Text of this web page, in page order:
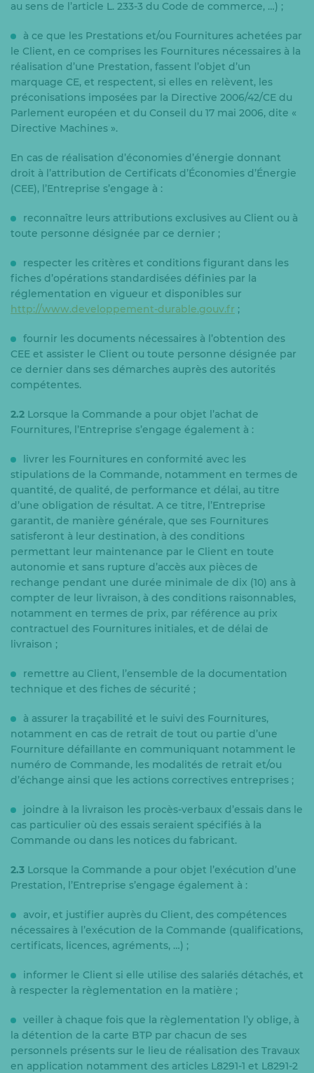
au sens de l’article L. 233-3 du Code de commerce, …) ;
à ce que les Prestations et/ou Fournitures achetées par
le Client, en ce comprises les Fournitures nécessaires à la
réalisation d’une Prestation, fassent l’objet d’un
marquage CE, et respectent, si elles en relèvent, les
préconisations imposées par la Directive 2006/42/CE du
Parlement européen et du Conseil du 17 mai 2006, dite «
Directive Machines ».
En cas de réalisation d’économies d’énergie donnant
droit à l’attribution de Certificats d’Économies d’Énergie
(CEE), l’Entreprise s’engage à :
reconnaître leurs attributions exclusives au Client ou à
toute personne désignée par ce dernier ;
respecter les critères et conditions figurant dans les
fiches d’opérations standardisées définies par la
réglementation en vigueur et disponibles sur
http://www.developpement-durable.gouv.fr ;
fournir les documents nécessaires à l’obtention des
CEE et assister le Client ou toute personne désignée par
ce dernier dans ses démarches auprès des autorités
compétentes.
2.2 Lorsque la Commande a pour objet l’achat de
Fournitures, l’Entreprise s’engage également à :
livrer les Fournitures en conformité avec les
stipulations de la Commande, notamment en termes de
quantité, de qualité, de performance et délai, au titre
d’une obligation de résultat. A ce titre, l’Entreprise
garantit, de manière générale, que ses Fournitures
satisferont à leur destination, à des conditions
permettant leur maintenance par le Client en toute
autonomie et sans rupture d’accès aux pièces de
rechange pendant une durée minimale de dix (10) ans à
compter de leur livraison, à des conditions raisonnables,
notamment en termes de prix, par référence au prix
contractuel des Fournitures initiales, et de délai de
livraison ;
remettre au Client, l’ensemble de la documentation
technique et des fiches de sécurité ;
à assurer la traçabilité et le suivi des Fournitures,
notamment en cas de retrait de tout ou partie d’une
Fourniture défaillante en communiquant notamment le
numéro de Commande, les modalités de retrait et/ou
d’échange ainsi que les actions correctives entreprises ;
joindre à la livraison les procès-verbaux d’essais dans le
cas particulier où des essais seraient spécifiés à la
Commande ou dans les notices du fabricant.
2.3 Lorsque la Commande a pour objet l’exécution d’une
Prestation, l’Entreprise s’engage également à :
avoir, et justifier auprès du Client, des compétences
nécessaires à l’exécution de la Commande (qualifications,
certificats, licences, agréments, …) ;
informer le Client si elle utilise des salariés détachés, et
à respecter la règlementation en la matière ;
veiller à chaque fois que la règlementation l’y oblige, à
la détention de la carte BTP par chacun de ses
personnels présents sur le lieu de réalisation des Travaux
en application notamment des articles L8291-1 et L8291-2